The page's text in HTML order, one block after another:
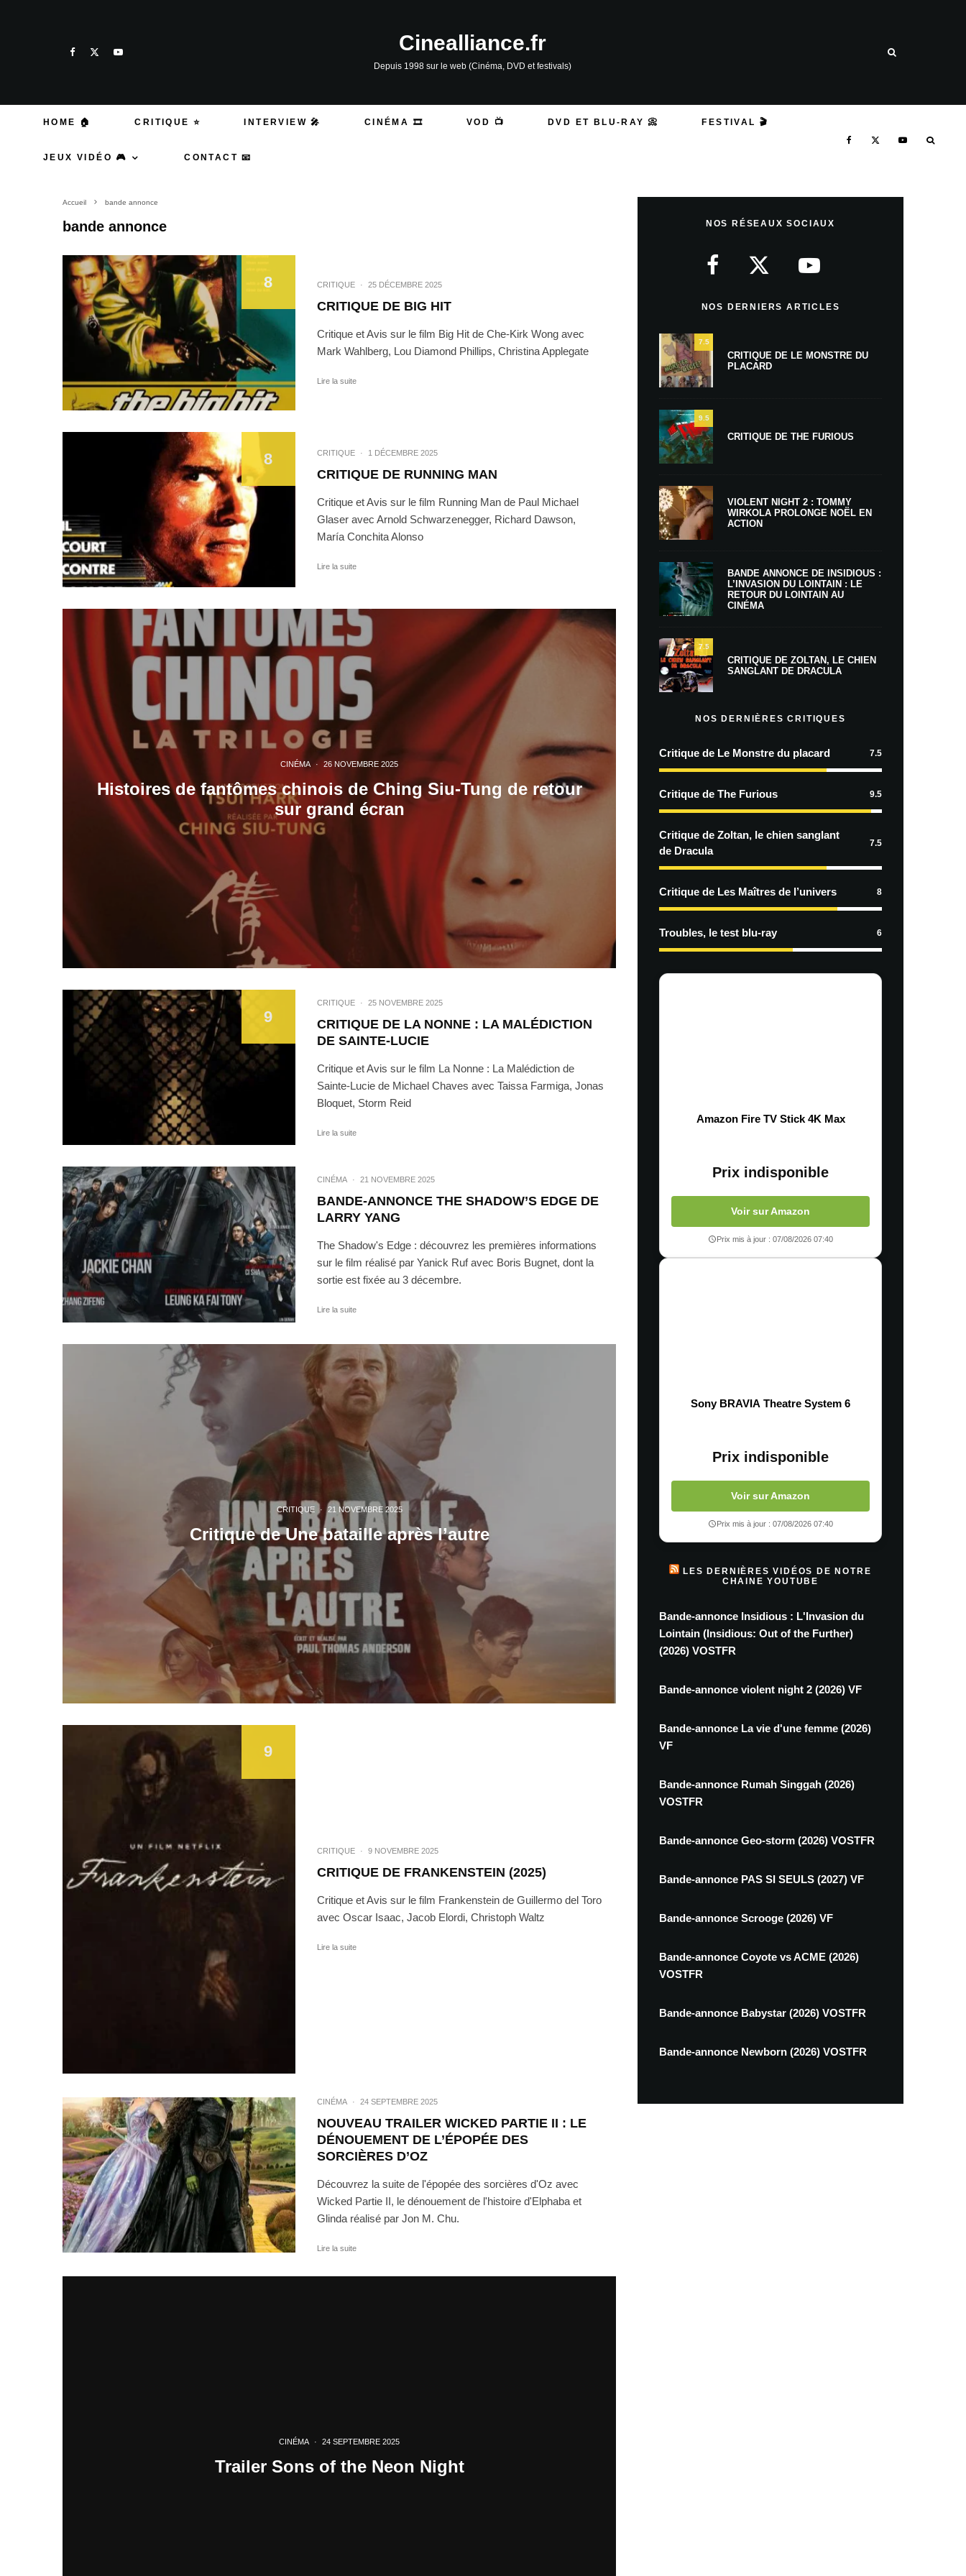
Cinealliance.fr
Depuis 1998 sur le web (Cinéma, DVD et festivals)
HOME 🏠 CRITIQUE ⭐ INTERVIEW 🎤 CINÉMA 🎞️ VOD 📺 DVD ET BLU-RAY 📀 FESTIVAL 🎬
JEUX VIDÉO 🎮 CONTACT 📧
Accueil bande annonce
bande annonce
8 CRITIQUE · 25 DÉCEMBRE 2025
CRITIQUE DE BIG HIT
Critique et Avis sur le film Big Hit de Che-Kirk Wong avec
Mark Wahlberg, Lou Diamond Phillips, Christina Applegate
Lire la suite
8 CRITIQUE · 1 DÉCEMBRE 2025
CRITIQUE DE RUNNING MAN
Critique et Avis sur le film Running Man de Paul Michael
Glaser avec Arnold Schwarzenegger, Richard Dawson,
María Conchita Alonso
Lire la suite
CINÉMA · 26 NOVEMBRE 2025
Histoires de fantômes chinois de Ching Siu-Tung de retour
sur grand écran
9
CRITIQUE · 25 NOVEMBRE 2025
CRITIQUE DE LA NONNE : LA MALÉDICTION
DE SAINTE-LUCIE
Critique et Avis sur le film La Nonne : La Malédiction de
Sainte-Lucie de Michael Chaves avec Taissa Farmiga, Jonas
Bloquet, Storm Reid
Lire la suite
CINÉMA · 21 NOVEMBRE 2025
BANDE-ANNONCE THE SHADOW’S EDGE DE
LARRY YANG
The Shadow's Edge : découvrez les premières informations
sur le film réalisé par Yanick Ruf avec Boris Bugnet, dont la
sortie est fixée au 3 décembre.
Lire la suite
CRITIQUE · 21 NOVEMBRE 2025
Critique de Une bataille après l’autre
9
CRITIQUE · 9 NOVEMBRE 2025
CRITIQUE DE FRANKENSTEIN (2025)
Critique et Avis sur le film Frankenstein de Guillermo del Toro
avec Oscar Isaac, Jacob Elordi, Christoph Waltz
Lire la suite
CINÉMA · 24 SEPTEMBRE 2025
NOUVEAU TRAILER WICKED PARTIE II : LE
DÉNOUEMENT DE L’ÉPOPÉE DES
SORCIÈRES D’OZ
Découvrez la suite de l'épopée des sorcières d'Oz avec
Wicked Partie II, le dénouement de l'histoire d'Elphaba et
Glinda réalisé par Jon M. Chu.
Lire la suite
CINÉMA · 24 SEPTEMBRE 2025
Trailer Sons of the Neon Night
NOS RÉSEAUX SOCIAUX
NOS DERNIERS ARTICLES
7.5
CRITIQUE DE LE MONSTRE DU
PLACARD
9.5
CRITIQUE DE THE FURIOUS
VIOLENT NIGHT 2 : TOMMY
WIRKOLA PROLONGE NOËL EN
ACTION
BANDE ANNONCE DE INSIDIOUS :
L’INVASION DU LOINTAIN : LE
RETOUR DU LOINTAIN AU
CINÉMA
7.5
CRITIQUE DE ZOLTAN, LE CHIEN
SANGLANT DE DRACULA
NOS DERNIÈRES CRITIQUES
Critique de Le Monstre du placard 7.5
Critique de The Furious 9.5
Critique de Zoltan, le chien sanglant
de Dracula
7.5
Critique de Les Maîtres de l’univers 8
Troubles, le test blu-ray 6
Amazon Fire TV Stick 4K Max
Prix indisponible
Voir sur Amazon
Prix mis à jour : 07/08/2026 07:40
Sony BRAVIA Theatre System 6
Prix indisponible
Voir sur Amazon
Prix mis à jour : 07/08/2026 07:40
LES DERNIÈRES VIDÉOS DE NOTRE
CHAINE YOUTUBE
Bande-annonce Insidious : L'Invasion du
Lointain (Insidious: Out of the Further)
(2026) VOSTFR
Bande-annonce violent night 2 (2026) VF
Bande-annonce La vie d'une femme (2026)
VF
Bande-annonce Rumah Singgah (2026)
VOSTFR
Bande-annonce Geo-storm (2026) VOSTFR
Bande-annonce PAS SI SEULS (2027) VF
Bande-annonce Scrooge (2026) VF
Bande-annonce Coyote vs ACME (2026)
VOSTFR
Bande-annonce Babystar (2026) VOSTFR
Bande-annonce Newborn (2026) VOSTFR